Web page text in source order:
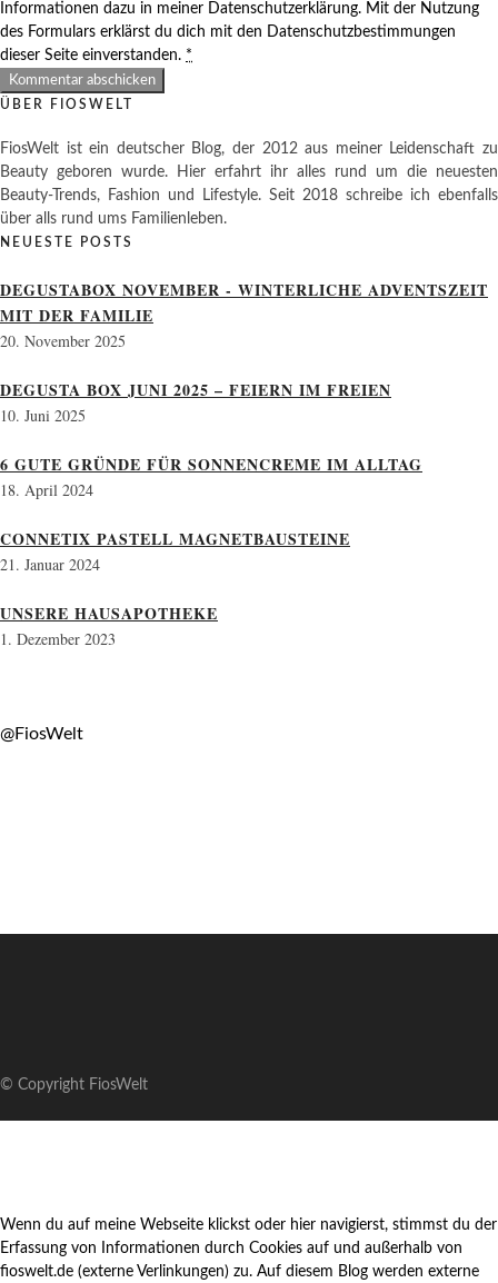
Informationen dazu in meiner Datenschutzerklärung. Mit der Nutzung
des Formulars erklärst du dich mit den Datenschutzbestimmungen
dieser Seite einverstanden. *
ÜBER FIOSWELT
FiosWelt ist ein deutscher Blog, der 2012 aus meiner Leidenschaft zu
Beauty geboren wurde. Hier erfahrt ihr alles rund um die neuesten
Beauty-Trends, Fashion und Lifestyle. Seit 2018 schreibe ich ebenfalls
über alls rund ums Familienleben.
NEUESTE POSTS
DEGUSTABOX NOVEMBER - WINTERLICHE ADVENTSZEIT
MIT DER FAMILIE
20. November 2025
DEGUSTA BOX JUNI 2025 – FEIERN IM FREIEN
10. Juni 2025
6 GUTE GRÜNDE FÜR SONNENCREME IM ALLTAG
18. April 2024
CONNETIX PASTELL MAGNETBAUSTEINE
21. Januar 2024
UNSERE HAUSAPOTHEKE
1. Dezember 2023
@FiosWelt
© Copyright FiosWelt
Wenn du auf meine Webseite klickst oder hier navigierst, stimmst du der
Erfassung von Informationen durch Cookies auf und außerhalb von
fioswelt.de (externe Verlinkungen) zu. Auf diesem Blog werden externe